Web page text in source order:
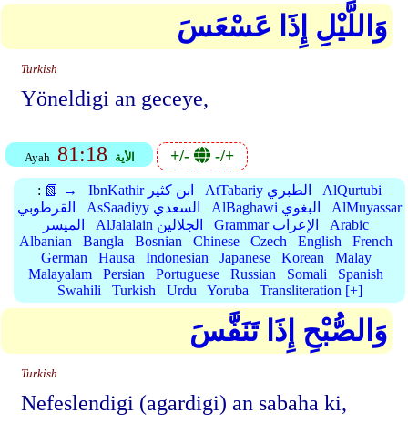
وَاللَّيْلِ إِذَا عَسْعَسَ
Turkish
Yöneldigi an geceye,
Ayah 81:18 الأية +/- -/+
: 📗 → IbnKathir ابن كثير AtTabariy الطبري
AlQurtubi
القرطوبي
AsSaadiyy السعدي AlBaghawi البغوي
AlMuyassar
الميسر
AlJalalain الجلالين Grammar الإعراب
Arabic
Albanian
Bangla Bosnian Chinese Czech English
French
German
Hausa Indonesian Japanese Korean
Malay
Malayalam
Persian Portuguese Russian Somali
Spanish
Swahili
Turkish Urdu Yoruba Transliteration [+]
وَالصُّبْحِ إِذَا تَنَفَّسَ
Turkish
Nefeslendigi (agardigi) an sabaha ki,